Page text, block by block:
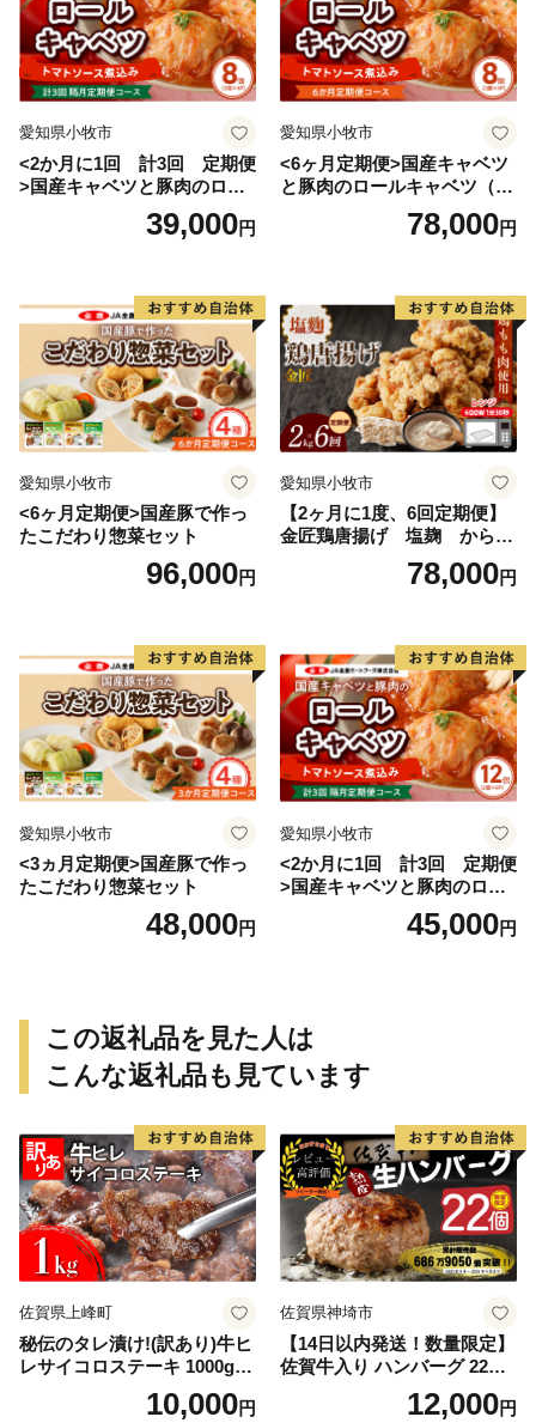
愛知県小牧市
<2か月に1回 計3回 定期便
>国産キャベツと豚肉のロー
ルキャベツ（4P入り）
39,000円
愛知県小牧市
<6ヶ月定期便>国産キャベツ
と豚肉のロールキャベツ（4P
78,000円
愛知県小牧市
<6ヶ月定期便>国産豚で作っ
たこだわり惣菜セット
96,000円
愛知県小牧市
【2ヶ月に1度、6回定期便】
金匠鶏唐揚げ 塩麹 からあ
78,000円
愛知県小牧市
<3ヵ月定期便>国産豚で作っ
たこだわり惣菜セット
48,000円
愛知県小牧市
<2か月に1回 計3回 定期便
>国産キャベツと豚肉のロー
ルキャベツ（6P入り）
45,000円
この返礼品を見た人は
こんな返礼品も見ています
佐賀県上峰町
秘伝のタレ漬け!(訳あり)牛ヒ
レサイコロステーキ 1000g
10,000円
佐賀県神埼市
【14日以内発送！数量限定】
佐賀牛入り ハンバーグ 22個
2.6kg(120g×22個)【佐賀牛
黒毛和牛 ブランド牛 九州 ハ
12,000円